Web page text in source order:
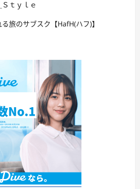
ｔｙｌｅ
旅のサブスク【HafH(ハフ)】